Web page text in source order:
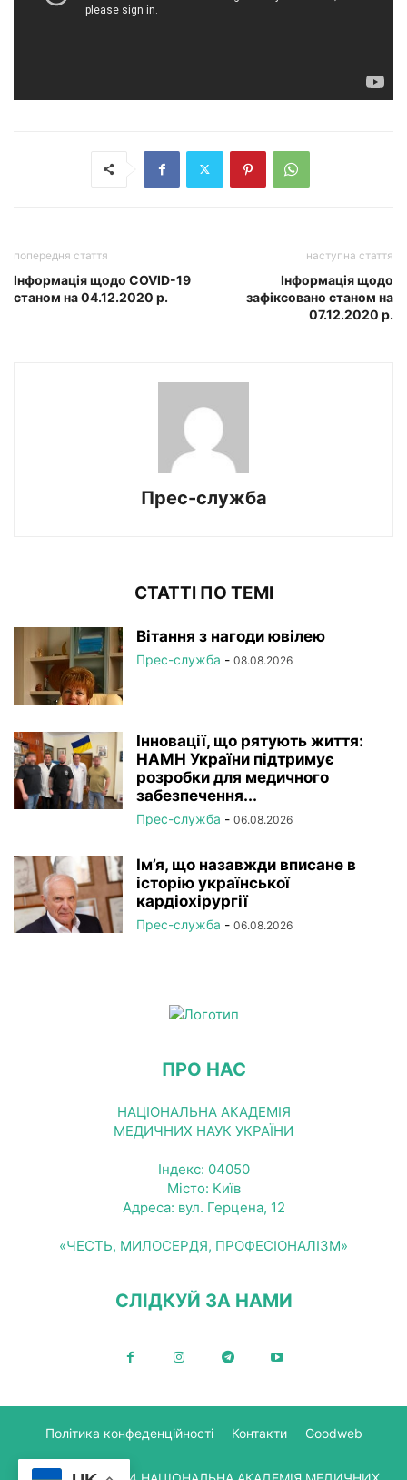
попередня стаття
Інформація щодо COVID-19
станом на 04.12.2020 р.
наступна стаття
Інформація щодо
зафіксовано станом на
07.12.2020 р.
Прес-служба
СТАТТІ ПО ТЕМІ
Вітання з нагоди ювілею
Прес-служба - 08.08.2026
Інновації, що рятують життя:
НАМН України підтримує
розробки для медичного
забезпечення...
Прес-служба - 06.08.2026
Ім’я, що назавжди вписане в
історію української
кардіохірургії
Прес-служба - 06.08.2026
ПРО НАС
НАЦІОНАЛЬНА АКАДЕМІЯ
МЕДИЧНИХ НАУК УКРАЇНИ
Індекс: 04050
Місто: Київ
Адреса: вул. Герцена, 12
«ЧЕСТЬ, МИЛОСЕРДЯ, ПРОФЕСІОНАЛІЗМ»
СЛІДКУЙ ЗА НАМИ
Політика конфеденційності Контакти Goodweb